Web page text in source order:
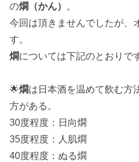
の燗（かん）
。
今回は頂きませんでしたが、
す。
燗については下記のとおりで
🌟燗は日本酒を温めて飲む方
方がある。
30度程度：日向燗
35度程度：人肌燗
40度程度：ぬる燗